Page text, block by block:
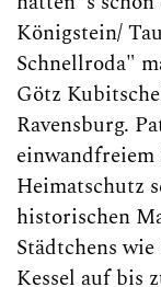
Königstein/
Schnellroda"
Götz
Ravensburg.
Heimatschutz
historischen
Städtchens
Kessel auf bis